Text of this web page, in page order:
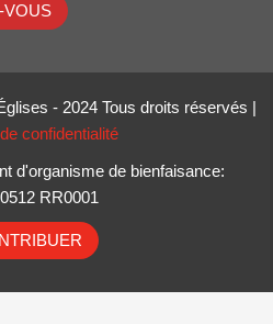
VOUS
- 2024 Tous droits réservés |
confidentialité
d'organisme de bienfaisance:
RR0001